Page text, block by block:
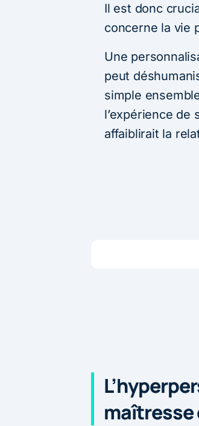
Il est donc
concerne la vie
Une
peut
simple
l’expérience de
affaiblirait la
maîtresse